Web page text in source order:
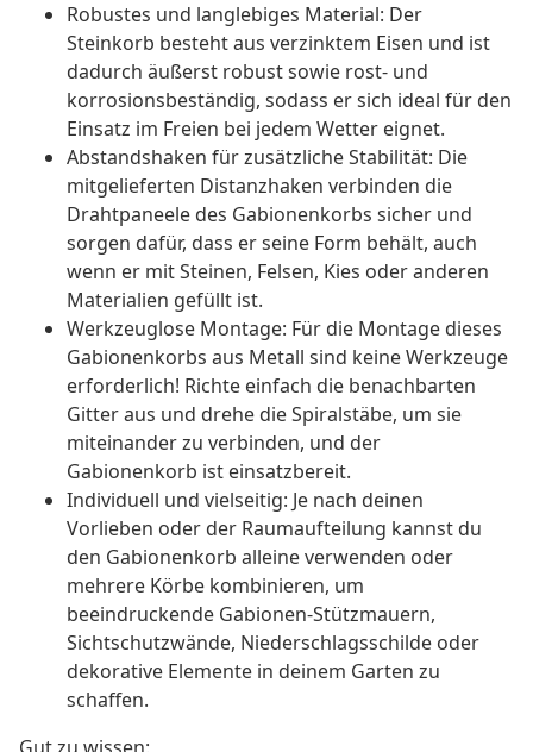
Robustes und langlebiges Material: Der
Steinkorb besteht aus verzinktem Eisen und ist
dadurch äußerst robust sowie rost- und
korrosionsbeständig, sodass er sich ideal für den
Einsatz im Freien bei jedem Wetter eignet.
Abstandshaken für zusätzliche Stabilität: Die
mitgelieferten Distanzhaken verbinden die
Drahtpaneele des Gabionenkorbs sicher und
sorgen dafür, dass er seine Form behält, auch
wenn er mit Steinen, Felsen, Kies oder anderen
Materialien gefüllt ist.
Werkzeuglose Montage: Für die Montage dieses
Gabionenkorbs aus Metall sind keine Werkzeuge
erforderlich! Richte einfach die benachbarten
Gitter aus und drehe die Spiralstäbe, um sie
miteinander zu verbinden, und der
Gabionenkorb ist einsatzbereit.
Individuell und vielseitig: Je nach deinen
Vorlieben oder der Raumaufteilung kannst du
den Gabionenkorb alleine verwenden oder
mehrere Körbe kombinieren, um
beeindruckende Gabionen-Stützmauern,
Sichtschutzwände, Niederschlagsschilde oder
dekorative Elemente in deinem Garten zu
schaffen.